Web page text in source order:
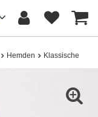
Hemden Klassische